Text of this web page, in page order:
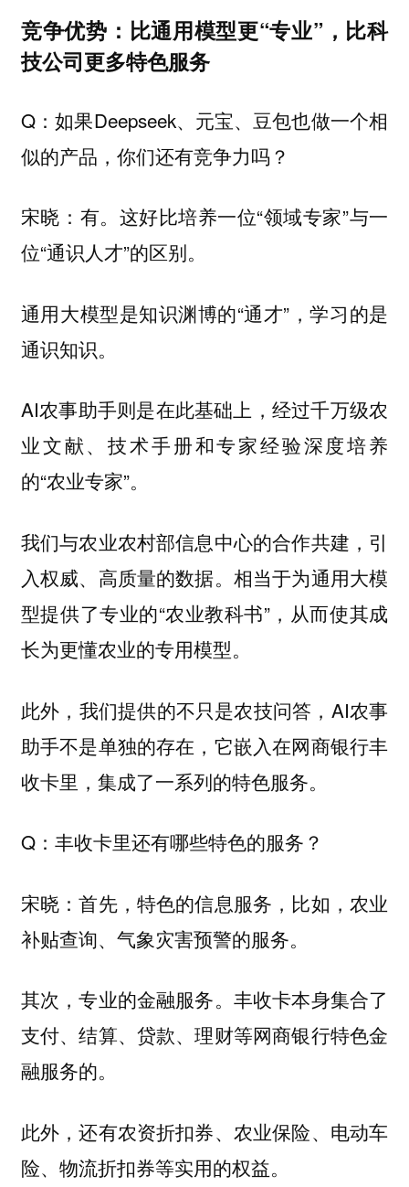
竞争优势：比通用模型更“专业”，比科
技公司更多特色服务
Q：如果Deepseek、元宝、豆包也做一个相
似的产品，你们还有竞争力吗？
宋晓：有。这好比培养一位“领域专家”与一
位“通识人才”的区别。
通用大模型是知识渊博的“通才”，学习的是
通识知识。
AI农事助手则是在此基础上，经过千万级农
业文献、技术手册和专家经验深度培养
的“农业专家”。
我们与农业农村部信息中心的合作共建，引
入权威、高质量的数据。相当于为通用大模
型提供了专业的“农业教科书”，从而使其成
长为更懂农业的专用模型。
此外，我们提供的不只是农技问答，AI农事
助手不是单独的存在，它嵌入在网商银行丰
收卡里，集成了一系列的特色服务。
Q：丰收卡里还有哪些特色的服务？
宋晓：首先，特色的信息服务，比如，农业
补贴查询、气象灾害预警的服务。
其次，专业的金融服务。丰收卡本身集合了
支付、结算、贷款、理财等网商银行特色金
融服务的。
此外，还有农资折扣券、农业保险、电动车
险、物流折扣券等实用的权益。